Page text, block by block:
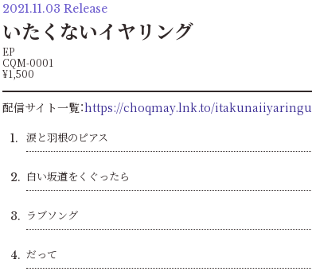
2021.11.03 Release
いたくないイヤリング
EP
CQM-0001
¥1,500
配信サイト一覧：https://choqmay.lnk.to/itakunaiiyaringu
1. 涙と羽根のピアス
2. 白い坂道をくぐったら
3. ラブソング
4. だって